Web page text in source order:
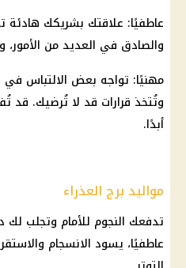
عاطفيًا: علاقتك بشريكك هادئة
والصادق في العديد من
مهنيًا: تواجه بعض الالتباس في
وتُتخذ قرارات قد لا تُرضيك. قد
أبدًا.
مواليد برج العذراء
تدفعك النجوم للأمام وتجلب
عاطفيًا، يسود الانسجام